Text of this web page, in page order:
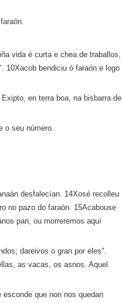
vida é curta e chea de traballos,
10Xacob bendiciu ó faraón e logo
en terra boa, na bisbarra de
o seu número.
desfalecían. 14Xosé recolleu
no pazo do faraón. 15Acabouse
pan, ou morreremos aquí
dareivos o gran por eles".
as vacas, os asnos. Aquel
que non nos quedan